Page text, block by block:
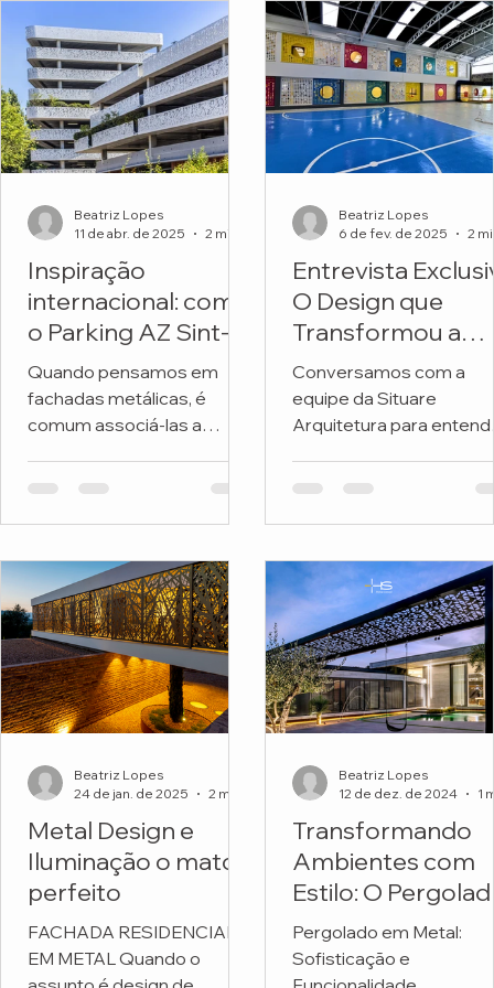
Inspiração
internacional: como
o Parking AZ Sint-
Lucas transforma
metal e natureza
em arquitetura
premiada
Quando pensamos em
fachadas metálicas, é
comum associá-las a
ou exclusivamente
do...
Beatriz Lopes
11 de abr. de 2025
Entrevista
O Design que
Transformou a
Fachada de uma
Escola
Conversamos com a
equipe da Situare
Arquitetura para
revitalizou a fachada da
Beatriz Lopes
6 de fev. de 2025
Metal Design e
Iluminação o match
perfeito
FACHADA RESIDENCIAL
EM METAL Quando o
Beatriz Lopes
24 de jan. de 2025
Transformando
Ambientes com
Estilo: O
em Metal
Personalizado da
Pergolado em Metal:
Sofisticação e
Beatriz Lopes
12 de dez. de 2024